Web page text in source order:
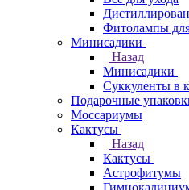
Фитолампы
Минисадики
Назад
Минисадики
Суккуленты в
Подарочные
Моссариумы
Кактусы
Назад
Кактусы
Астрофитумы